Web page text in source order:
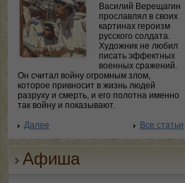
Василий Верещагин
прославлял в своих
картинах героизм
русского солдата.
Художник не любил
писать эффектных
военных сражений.
Он считал войну огромным злом,
которое привносит в жизнь людей
разруху и смерть, и его полотна именно
так войну и показывают.
Далее
Все статьи
Афиша